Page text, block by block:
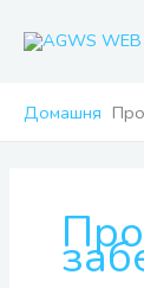
Домашня